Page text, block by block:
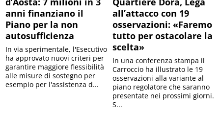
anni finanziano il
Piano per la non
autosufficienza
In via sperimentale, l'Esecutivo
ha approvato nuovi criteri per
garantire maggiore flessibilità
alle misure di sostegno per
esempio per l'assistenza d...
all’attacco con 19
osservazioni: «Faremo
tutto per ostacolare la
scelta»
In una conferenza stampa il
Carroccio ha illustrato le 19
osservazioni alla variante al
piano regolatore che saranno
presentate nei prossimi giorni.
S...